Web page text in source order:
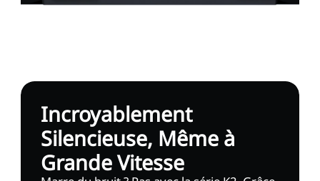
Incroyablement
Silencieuse, Même à
Grande Vitesse